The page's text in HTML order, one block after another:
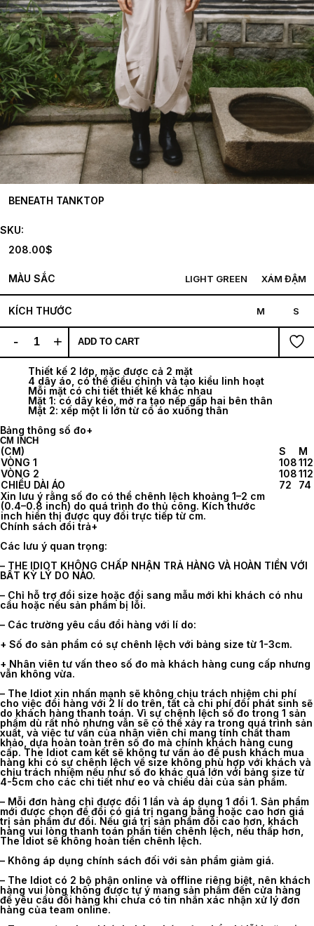
BENEATH TANKTOP
SKU:
208.00$
MÀU SẮC LIGHT GREEN XÁM ĐẬM
KÍCH THƯỚC M S
- + ADD TO CART
Thiết kế 2 lớp, mặc được cả 2 mặt
4 dây áo, có thể điều chỉnh và tạo kiểu linh hoạt
Mỗi mặt có chi tiết thiết kế khác nhau
Mặt 1: có dây kéo, mở ra tạo nếp gấp hai bên thân
Mặt 2: xếp một li lớn từ cổ áo xuống thân
Bảng thông số đo+
CM INCH
(CM) S
M
VÒNG 1
108112
VÒNG 2
108112
CHIỀU DÀI ÁO
72
74
Xin lưu ý rằng số đo có thể chênh lệch khoảng 1–2 cm
(0.4–0.8 inch) do quá trình đo thủ công. Kích thước
inch hiển thị được quy đổi trực tiếp từ cm.
Chính sách đổi trả+
Các lưu ý quan trọng:
– THE IDIOT KHÔNG CHẤP NHẬN TRẢ HÀNG VÀ HOÀN TIỀN VỚI
BẤT KỲ LÝ DO NÀO.
– Chỉ hỗ trợ đổi size hoặc đổi sang mẫu mới khi khách có nhu
cầu hoặc nếu sản phẩm bị lỗi.
– Các trường yêu cầu đổi hàng với lí do:
+ Số đo sản phẩm có sự chênh lệch với bảng size từ 1-3cm.
+ Nhân viên tư vấn theo số đo mà khách hàng cung cấp nhưng
vẫn không vừa.
– The Idiot xin nhấn mạnh sẽ không chịu trách nhiệm chi phí
cho việc đổi hàng với 2 lí do trên, tất cả chi phí đổi phát sinh sẽ
do khách hàng thanh toán. Vì sự chênh lệch số đo trong 1 sản
phẩm dù rất nhỏ nhưng vẫn sẽ có thể xảy ra trong quá trình sản
xuất, và việc tư vấn của nhân viên chỉ mang tính chất tham
khảo, dựa hoàn toàn trên số đo mà chính khách hàng cung
cấp. The Idiot cam kết sẽ không tư vấn ảo để push khách mua
hàng khi có sự chênh lệch về size không phù hợp với khách và
chịu trách nhiệm nếu như số đo khác quá lớn với bảng size từ
4-5cm cho các chi tiết như eo và chiều dài của sản phẩm.
– Mỗi đơn hàng chỉ được đổi 1 lần và áp dụng 1 đổi 1. Sản phẩm
mới được chọn để đổi có giá trị ngang bằng hoặc cao hơn giá
trị sản phẩm đư đổi. Nếu giá trị sản phẩm đổi cao hơn, khách
hàng vui lòng thanh toán phần tiền chênh lệch, nếu thấp hơn,
The Idiot sẽ không hoàn tiền chênh lệch.
– Không áp dụng chính sách đối với sản phẩm giảm giá.
– The Idiot có 2 bộ phận online và offline riêng biệt, nên khách
hàng vui lòng không được tự ý mang sản phẩm đến cửa hàng
để yêu cầu đổi hàng khi chưa có tin nhắn xác nhận xử lý đơn
hàng của team online.